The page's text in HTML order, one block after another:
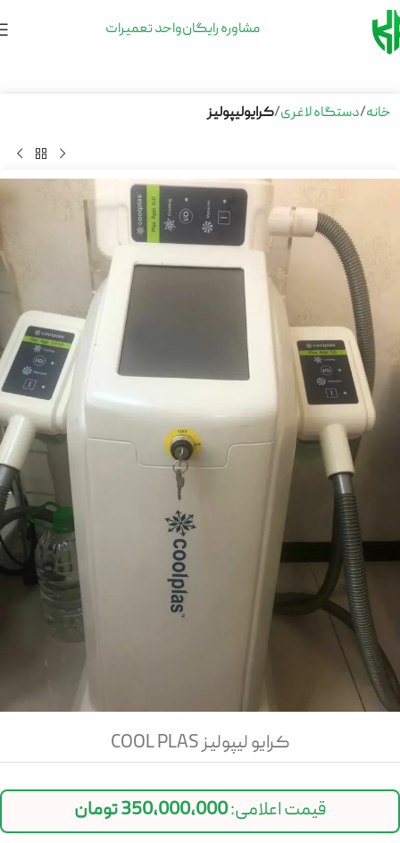
مشاوره رایگانواحد تعمیرات
خانه دستگاه لاغری کرایولیپولیز
کرایو لیپولیز COOL PLAS
قیمت اعلامی:350,000,000تومان